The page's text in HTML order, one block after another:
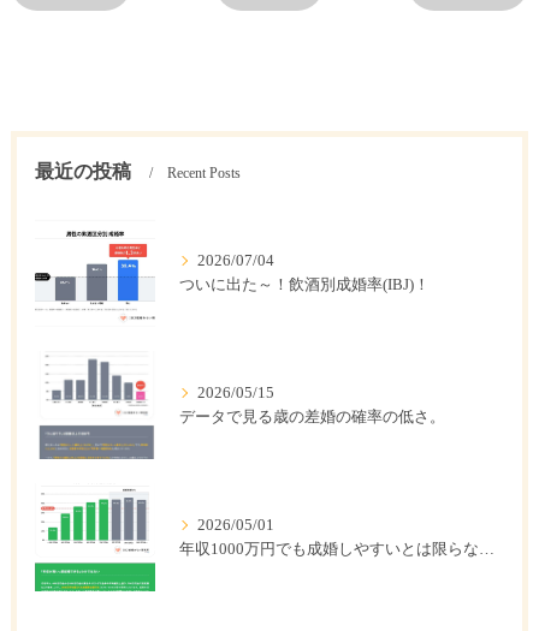
最近の投稿 Recent Posts
2026/07/04
ついに出た～！飲酒別成婚率(IBJ)！
2026/05/15
データで見る歳の差婚の確率の低さ。
2026/05/01
年収1000万円でも成婚しやすいとは限らない? 「年収帯別の成婚率」のリアル